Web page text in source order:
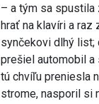
– a tým sa spustila
hrať na klavíri a raz
synčekovi dlhý list;
prešiel automobil a
tú chvíľu preniesla
strome, nasporil si